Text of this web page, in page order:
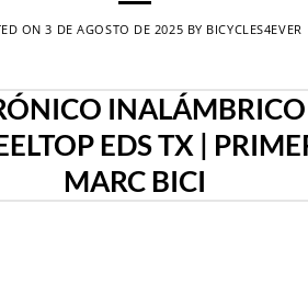
ON3 DE AGOSTO DE 2025 BY BICYCLES4EVER
EDS TX |
MARC BICI